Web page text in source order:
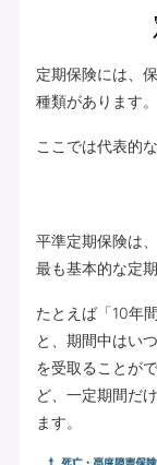
定期保険には、
種類があります。
ここでは代表的
平準定期保険は
最も基本的な定期
たとえば「10年
と、期間中はい
を受取ることが
ど、一定期間だ
ます。